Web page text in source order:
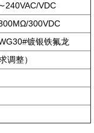
VDC
300VDC
镀银铁氟龙
调整）